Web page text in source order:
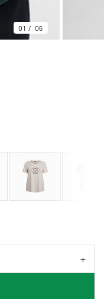
01 06